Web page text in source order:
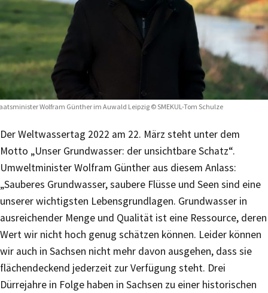
Wolfram Günther im Auwald Leipzig © SMEKUL-Tom Schulze
Der Weltwassertag 2022 am 22. März steht unter dem
Motto „Unser Grundwasser: der unsichtbare Schatz“.
Umweltminister Wolfram Günther aus diesem Anlass:
„Sauberes Grundwasser, saubere Flüsse und Seen sind eine
unserer wichtigsten Lebensgrundlagen. Grundwasser in
ausreichender Menge und Qualität ist eine Ressource, deren
Wert wir nicht hoch genug schätzen können. Leider können
wir auch in Sachsen nicht mehr davon ausgehen, dass sie
flächendeckend jederzeit zur Verfügung steht. Drei
Dürrejahre in Folge haben in Sachsen zu einer historischen